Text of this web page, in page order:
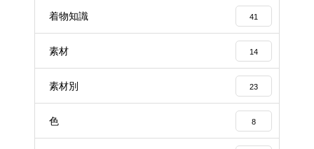
着物知識 41
素材 14
素材別 23
色 8